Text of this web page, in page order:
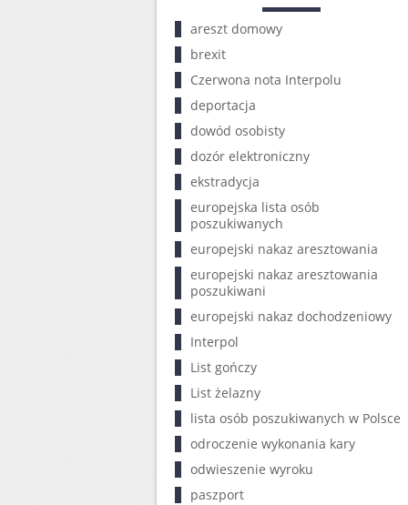
areszt domowy
brexit
Czerwona nota Interpolu
deportacja
dowód osobisty
dozór elektroniczny
ekstradycja
europejska lista osób
poszukiwanych
europejski nakaz aresztowania
europejski nakaz aresztowania
poszukiwani
europejski nakaz dochodzeniowy
Interpol
List gończy
List żelazny
lista osób poszukiwanych w Polsce
odroczenie wykonania kary
odwieszenie wyroku
paszport